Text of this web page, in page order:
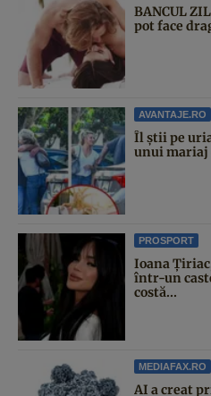
BANCUL
pot face
AVANTAJE.RO
Îl știi pe
unui mariaj
PROSPORT
Ioana
într-un
costă...
MEDIAFAX.RO
AI a creat